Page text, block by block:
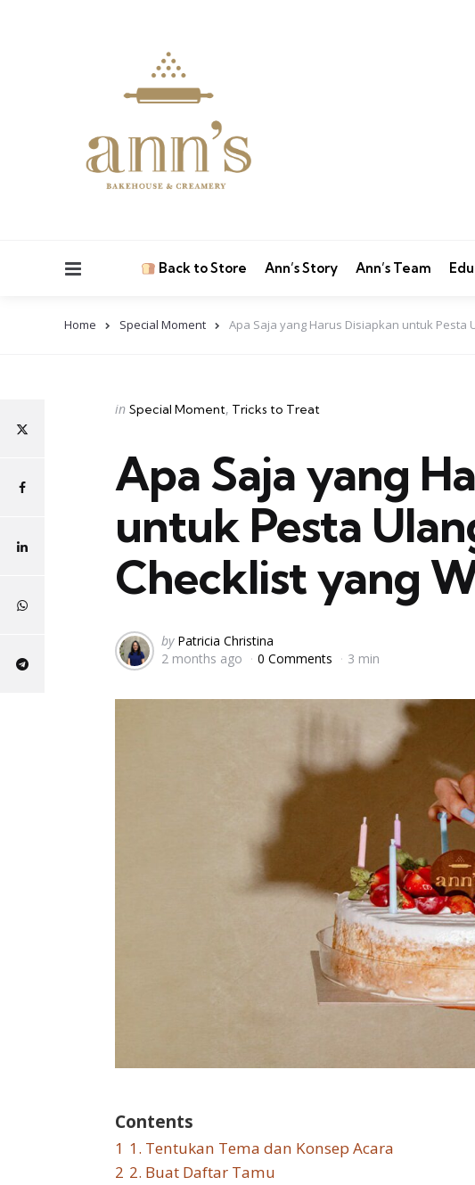
Back to Store Ann’s Story Ann’s Team
Home Special Moment Apa Saja yang Harus Disiapkan untuk Pesta
Categories
Posted
in Special Moment Tricks to Treat
Apa Saja yang
untuk Pesta
Checklist yang
Posted
by
by Patricia Christina
2 months ago
0 Comments 3 min
Contents
1 1. Tentukan Tema dan Konsep Acara
2 2. Buat Daftar Tamu